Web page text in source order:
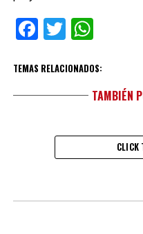
Facebook
Twitter
TEMAS RELACIONADOS:
TAMBIÉN
CLICK